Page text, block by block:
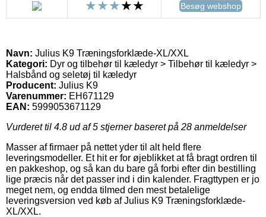
Besøg webshop
Navn: Julius K9 Træningsforklæde-XL/XXL
Kategori: Dyr og tilbehør til kæledyr > Tilbehør til kæledyr >
Halsbånd og seletøj til kæledyr
Producent: Julius K9
Varenummer: EH671129
EAN: 5999053671129
Vurderet til 4.8 ud af 5 stjerner baseret på 28 anmeldelser
Masser af firmaer på nettet yder til alt held flere
leveringsmodeller. Et hit er for øjeblikket at få bragt ordren til
en pakkeshop, og så kan du bare gå forbi efter din bestilling
lige præcis når det passer ind i din kalender. Fragttypen er jo
meget nem, og endda tilmed den mest betalelige
leveringsversion ved køb af Julius K9 Træningsforklæde-
XL/XXL.